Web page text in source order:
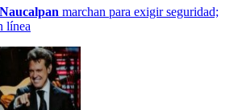
Naucalpan marchan para exigir seguridad;
línea